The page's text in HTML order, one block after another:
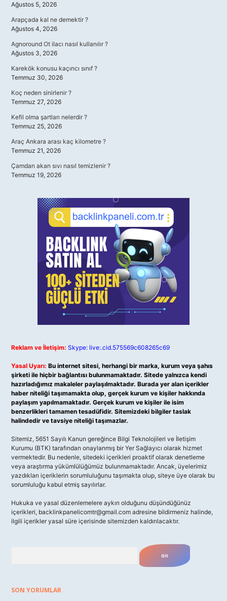
Ağustos 5, 2026
Arapçada kal ne demektir ?
Ağustos 4, 2026
Agnoround Ot ilacı nasıl kullanılır ?
Ağustos 3, 2026
Karekök konusu kaçıncı sınıf ?
Temmuz 30, 2026
Koç neden sinirlenir ?
Temmuz 27, 2026
Kefil olma şartları nelerdir ?
Temmuz 25, 2026
Araç Ankara arası kaç kilometre ?
Temmuz 21, 2026
Çamdan akan sıvı nasıl temizlenir ?
Temmuz 19, 2026
Reklam ve İletişim: Skype: live:.cid.575569c608265c69
Yasal Uyarı: Bu internet sitesi, herhangi bir marka, kurum veya şahıs
şirketi ile hiçbir bağlantısı bulunmamaktadır. Sitede yalnızca kendi
hazırladığımız makaleler paylaşılmaktadır. Burada yer alan içerikler
haber niteliği taşımamakta olup, gerçek kurum ve kişiler hakkında
paylaşım yapılmamaktadır. Gerçek kurum ve kişiler ile isim
benzerlikleri tamamen tesadüfidir. Sitemizdeki bilgiler taslak
halindedir ve tavsiye niteliği taşımazlar.
Sitemiz, 5651 Sayılı Kanun gereğince Bilgi Teknolojileri ve İletişim
Kurumu (BTK) tarafından onaylanmış bir Yer Sağlayıcı olarak hizmet
vermektedir. Bu nedenle, sitedeki içerikleri proaktif olarak denetleme
veya araştırma yükümlülüğümüz bulunmamaktadır. Ancak, üyelerimiz
yazdıkları içeriklerin sorumluluğunu taşımakta olup, siteye üye olarak bu
sorumluluğu kabul etmiş sayılırlar.
Hukuka ve yasal düzenlemelere aykırı olduğunu düşündüğünüz
içerikleri, backlinkpanelicomtr@gmail.com adresine bildirmeniz halinde,
ilgili içerikler yasal süre içerisinde sitemizden kaldırılacaktır.
SON YORUMLAR